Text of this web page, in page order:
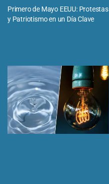
Primero de Mayo EEUU: Protestas
y Patriotismo en un Día Clave